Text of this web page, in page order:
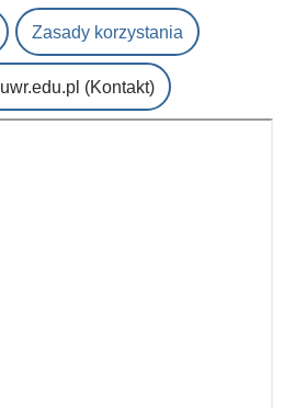
Zasady korzystania
uwr.edu.pl (Kontakt)